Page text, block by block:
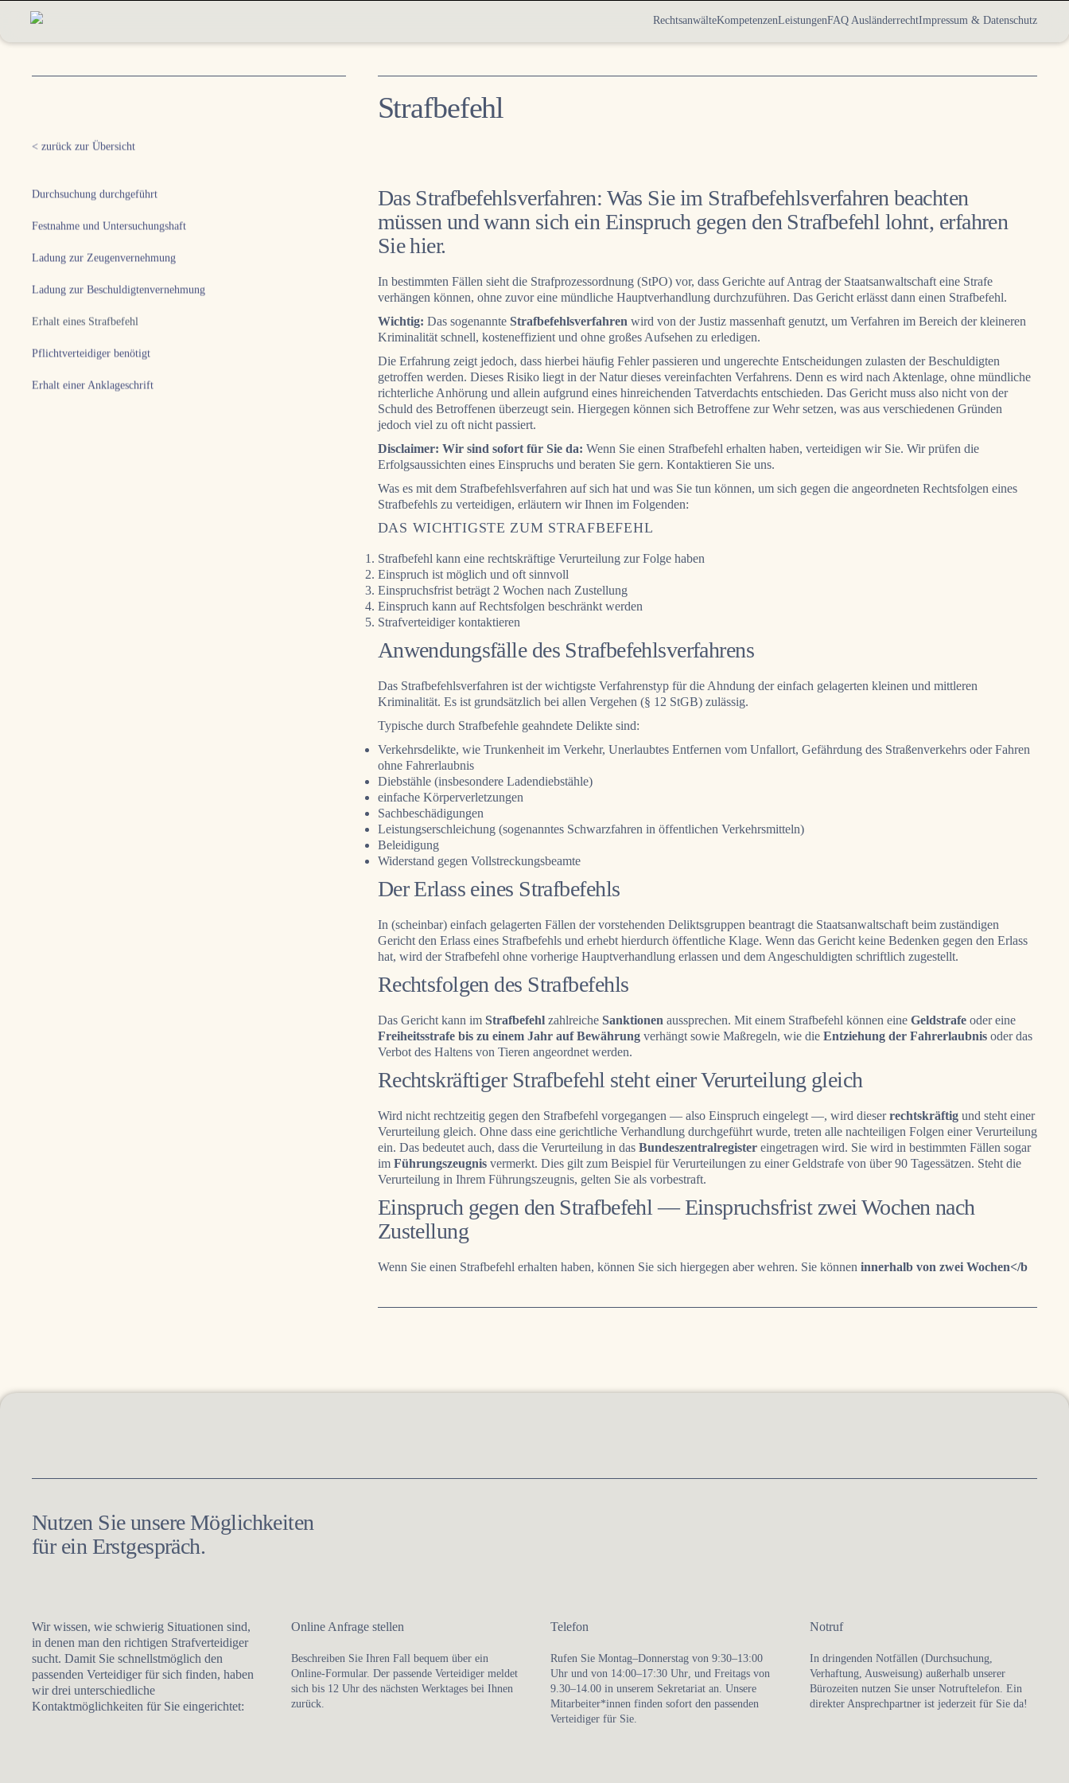
RechtsanwälteKompetenzenLeistungenFAQ AusländerrechtImpressum & Datenschutz
< zurück zur Übersicht
Durchsuchung durchgeführt
Festnahme und Untersuchungshaft
Ladung zur Zeugenvernehmung
Ladung zur Beschuldigtenvernehmung
Erhalt eines Strafbefehl
Pflichtverteidiger benötigt
Erhalt einer Anklageschrift
Strafbefehl
Das Strafbefehlsverfahren: Was Sie im Strafbefehlsverfahren beachten
müssen und wann sich ein Einspruch gegen den Strafbefehl lohnt, erfahren
Sie hier.
In bestimmten Fällen sieht die Strafprozessordnung (StPO) vor, dass Gerichte auf Antrag der Staatsanwaltschaft eine Strafe
verhängen können, ohne zuvor eine mündliche Hauptverhandlung durchzuführen. Das Gericht erlässt dann einen Strafbefehl.
Wichtig: Das sogenannte Strafbefehlsverfahren wird von der Justiz massenhaft genutzt, um Verfahren im Bereich der kleineren
Kriminalität schnell, kosteneffizient und ohne großes Aufsehen zu erledigen.
Die Erfahrung zeigt jedoch, dass hierbei häufig Fehler passieren und ungerechte Entscheidungen zulasten der Beschuldigten
getroffen werden. Dieses Risiko liegt in der Natur dieses vereinfachten Verfahrens. Denn es wird nach Aktenlage, ohne mündliche
richterliche Anhörung und allein aufgrund eines hinreichenden Tatverdachtsentschieden. Das Gericht muss also nicht von der
Schuld des Betroffenen überzeugt sein. Hiergegen können sich Betroffene zur Wehr setzen, was aus verschiedenen Gründen
jedoch viel zu oft nicht passiert.
Disclaimer: Wir sind sofort für Sie da: Wenn Sie einen Strafbefehl erhalten haben, verteidigen wir Sie. Wir prüfen die
Erfolgsaussichten eines Einspruchs und beraten Sie gern. Kontaktieren Sie uns.
Was es mit dem Strafbefehlsverfahren auf sich hat und was Sie tun können, um sich gegen die angeordneten Rechtsfolgen eines
Strafbefehls zu verteidigen, erläutern wir Ihnen im Folgenden:
DAS WICHTIGSTE ZUM STRAFBEFEHL
Strafbefehl kann eine rechtskräftige Verurteilung zur Folge haben
Einspruch ist möglich und oft sinnvoll
Einspruchsfrist beträgt 2 Wochen nach Zustellung
Einspruch kann auf Rechtsfolgen beschränkt werden
Strafverteidiger kontaktieren
Anwendungsfälle des Strafbefehlsverfahrens
Das Strafbefehlsverfahren ist der wichtigste Verfahrenstyp für die Ahndung der einfach gelagerten kleinen und mittleren
Kriminalität. Es ist grundsätzlich bei allen Vergehen (§ 12 StGB) zulässig.
Typische durch Strafbefehle geahndete Delikte sind:
Verkehrsdelikte, wie Trunkenheit im Verkehr, Unerlaubtes Entfernen vom Unfallort, Gefährdung des Straßenverkehrs oder Fahren
ohne Fahrerlaubnis
Diebstähle (insbesondere Ladendiebstähle)
einfache Körperverletzungen
Sachbeschädigungen
Leistungserschleichung (sogenanntes Schwarzfahren in öffentlichen Verkehrsmitteln)
Beleidigung
Widerstand gegen Vollstreckungsbeamte
Der Erlass eines Strafbefehls
In (scheinbar) einfach gelagerten Fällen der vorstehenden Deliktsgruppen beantragt die Staatsanwaltschaft beim zuständigen
Gericht den Erlass eines Strafbefehls und erhebt hierdurch öffentliche Klage. Wenn das Gericht keine Bedenken gegen den Erlass
hat, wird der Strafbefehl ohne vorherige Hauptverhandlung erlassen und dem Angeschuldigten schriftlich zugestellt.
Rechtsfolgen des Strafbefehls
Das Gericht kann im Strafbefehlzahlreiche Sanktionen aussprechen. Mit einem Strafbefehl können eineGeldstrafeoder eine
Freiheitsstrafe bis zu einem Jahr auf Bewährungverhängt sowie Maßregeln, wie die Entziehung der Fahrerlaubnisoder das
Verbot des Haltens von Tieren angeordnet werden.
Rechtskräftiger Strafbefehl steht einer Verurteilung gleich
Wird nicht rechtzeitig gegen den Strafbefehl vorgegangen — also Einspruch eingelegt —, wird dieserrechtskräftigund steht einer
Verurteilung gleich. Ohne dass eine gerichtliche Verhandlung durchgeführt wurde, treten alle nachteiligen Folgen einer Verurteilung
ein. Das bedeutet auch, dass die Verurteilung in das Bundeszentralregistereingetragen wird. Sie wird in bestimmten Fällen sogar
im Führungszeugnisvermerkt. Dies gilt zum Beispiel für Verurteilungen zu einer Geldstrafe von über 90 Tagessätzen. Steht die
Verurteilung in Ihrem Führungszeugnis, gelten Sie als vorbestraft.
Einspruch gegen den Strafbefehl — Einspruchsfrist zwei Wochen nach
Zustellung
Wenn Sie einen Strafbefehl erhalten haben, können Sie sich hiergegen aber wehren. Sie können innerhalb von zwei Wochen</b
Nutzen Sie unsere Möglichkeiten
für ein Erstgespräch.
Wir wissen, wie schwierig Situationen sind,
in denen man den richtigen Strafverteidiger
sucht. Damit Sie schnellstmöglich den
passenden Verteidiger für sich finden, haben
wir drei unterschiedliche
Kontaktmöglichkeiten für Sie eingerichtet:
Online Anfrage stellen
Beschreiben Sie Ihren Fall bequem über ein
Online-Formular. Der passende Verteidiger meldet
sich bis 12 Uhr des nächsten Werktages bei Ihnen
zurück.
Telefon
Rufen Sie Montag–Donnerstag von 9:30–13:00
Uhr und von 14:00–17:30 Uhr, und Freitags von
9.30–14.00in unserem Sekretariat an. Unsere
Mitarbeiter*innen finden sofort den passenden
Verteidiger für Sie.
Notruf
In dringenden Notfällen (Durchsuchung,
Verhaftung, Ausweisung) außerhalb unserer
Bürozeiten nutzen Sie unser Notruftelefon. Ein
direkter Ansprechpartner ist jederzeit für Sie da!